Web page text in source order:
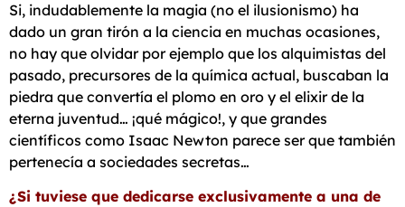
Si, indudablemente la magia (no el ilusionismo) ha
dado un gran tirón a la ciencia en muchas ocasiones,
no hay que olvidar por ejemplo que los alquimistas del
pasado, precursores de la química actual, buscaban la
piedra que convertía el plomo en oro y el elixir de la
eterna juventud… ¡qué mágico!, y que grandes
científicos como Isaac Newton parece ser que también
pertenecía a sociedades secretas…
¿Si tuviese que dedicarse exclusivamente a una de